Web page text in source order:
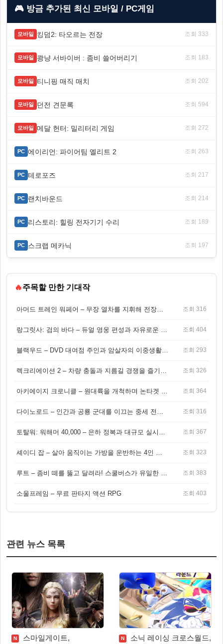
🎮 방금 추가된 최신 모바일 / PC게임
모바일 킹덤2: 타오르는 전장 조회 333
모바일 쾅냥 서바이버 : 좀비 쓸어버리기 조회 183
모바일 티니핑 매직 매치 조회 202
모바일 던전 견문록 조회 594
모바일 메달 헌터: 밀리터리 게임 조회 272
PC 에이리언: 파이어팀 엘리트 2 조회 263
PC 테로포즈 조회 217
PC 랜치바운드 조회 214
PC 리스토리: 힐링 전자기기 수리 조회 189
PC 스크랩 메카닉 조회 197
🔥주목할 만한 기대작
조회 316
조회 404
조회 293
조회 326
조회 364
조회 316
조회 367
조회 323
조회 383
소울프레임 – 무료 판타지 액션 RPG 조회 403
관련 뉴스 목록
N 스마일게이트, N 소닉 레이싱 크로스월드,